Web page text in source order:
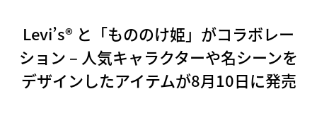
Levi’s® と「もののけ姫」がコラボレー
ション – 人気キャラクターや名シーンを
デザインしたアイテムが8月10日に発売